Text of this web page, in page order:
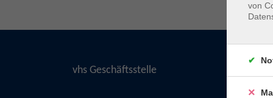
vhs Geschäftsstelle
von